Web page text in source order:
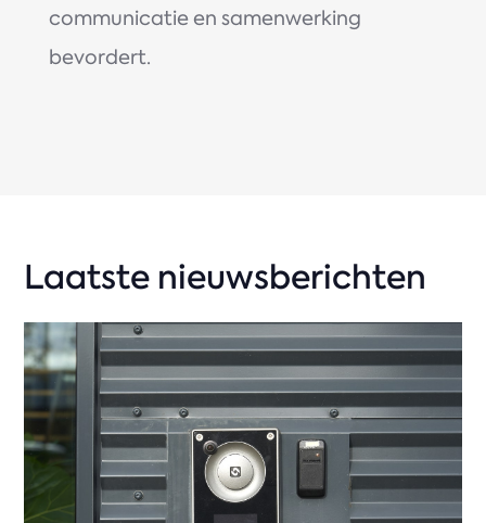
communicatie en samenwerking
bevordert.
Laatste nieuwsberichten